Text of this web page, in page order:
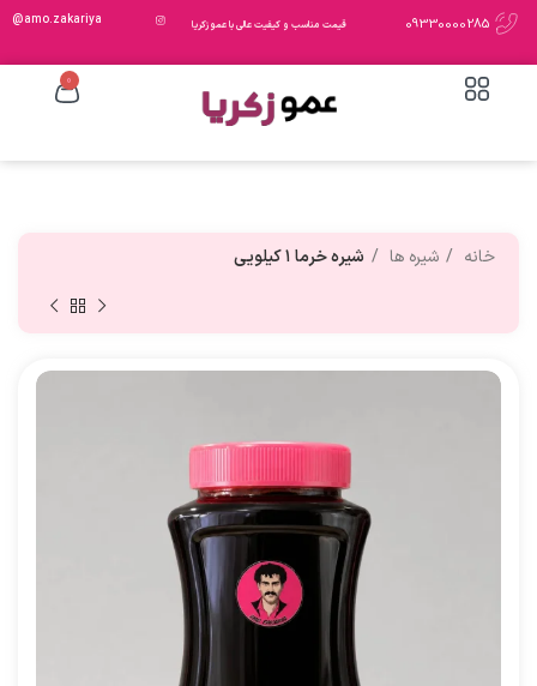
09330000285 قیمت مناسب و کیفیت عالی با عمو زکریا amo.zakariya@
0
خانه شیره ها شیره خرما ۱ کیلویی